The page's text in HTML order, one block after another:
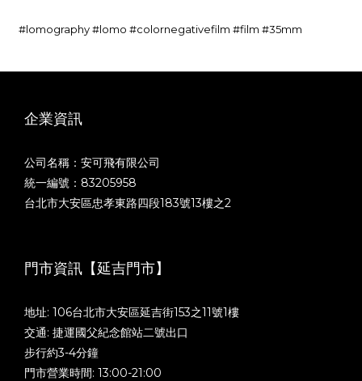
#lomography #lomo #colornegativefilm #film #35mm
企業資訊
公司名稱：安可飛有限公司
統一編號：83205958
台北市大安區忠孝東路四段183號13樓之2
門市資訊【延吉門市】
地址: 106台北市大安區延吉街153之11號1樓
交通: 捷運國父紀念館站二號出口
步行約3-4分鐘
門市營業時間: 13:00-21:00